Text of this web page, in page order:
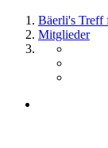
Bäerli's Treff
Mitglieder